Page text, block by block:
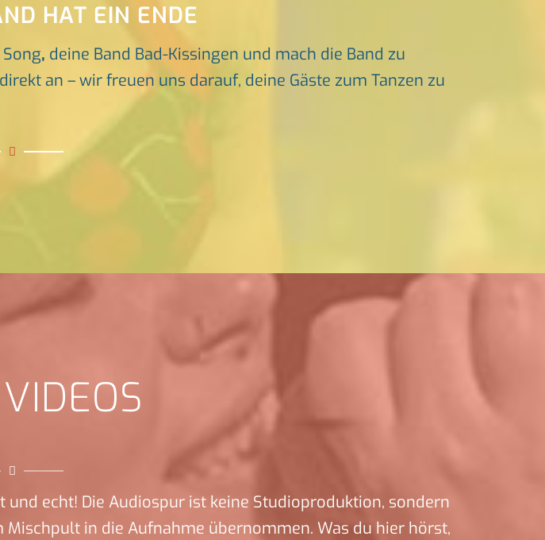
HAT EIN ENDE
, deine Band Bad-Kissingen und mach die Band zu
an – wir freuen uns darauf, deine Gäste zum Tanzen zu
echt! Die Audiospur ist keine Studioproduktion, sondern
in die Aufnahme übernommen. Was du hier hörst,